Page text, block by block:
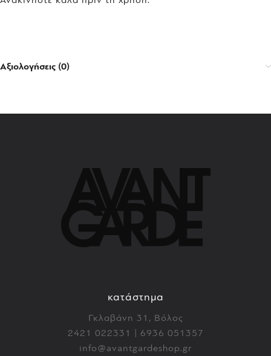
Αξιολογήσεις (0)
κατάστημα
Γκλαβάνη 31, Βόλος
2421 022331 | 6936 051357
info@avantgardeshop.gr